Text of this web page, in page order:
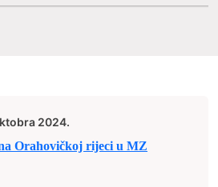
2024.
Orahovičkoj rijeci u MZ